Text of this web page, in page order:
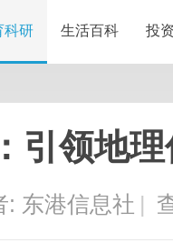
科研 生活百科 投
引领地
: 东港信息社 |